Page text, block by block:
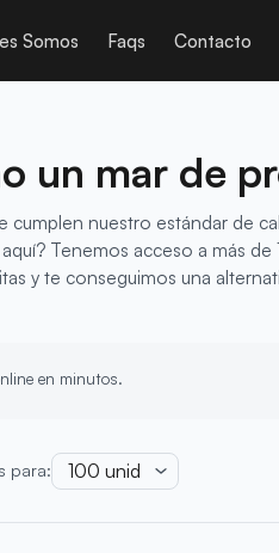
Somos Faqs Contacto
un mar de
cumplen nuestro estándar de
Tenemos acceso a más
y te conseguimos una
en minutos.
para: 100 unid